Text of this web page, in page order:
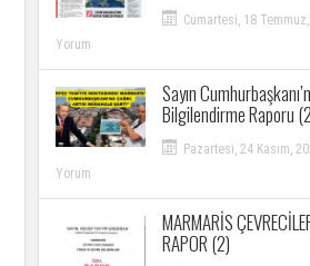
Cumartesi, 18
Yorum
Sayın
Bilgilendirme Raporu
Pazartesi, 24 Kasım,
Yorum
MARMARİS
RAPOR (2)